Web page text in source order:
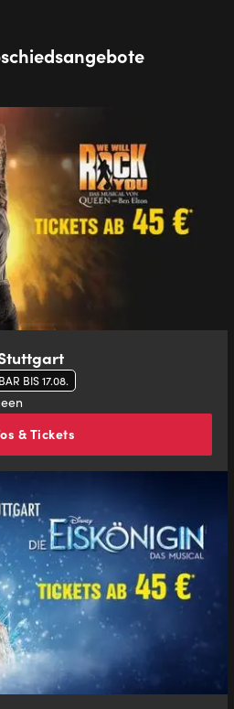
BIS 17.08.
& Tickets